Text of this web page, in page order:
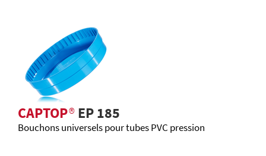
CAPTOP®EP 185
Bouchons universels pour tubes PVC pression